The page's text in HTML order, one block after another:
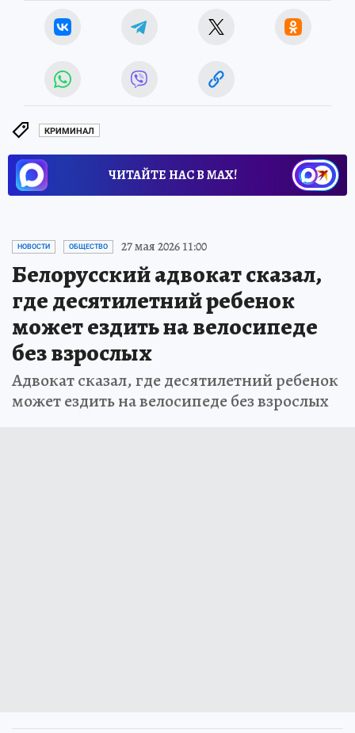
КРИМИНАЛ
ЧИТАЙТЕ НАС В МАХ!
НОВОСТИ ОБЩЕСТВО 27 мая 2026 11:00
Белорусский адвокат сказал,
где десятилетний ребенок
может ездить на велосипеде
без взрослых
Адвокат сказал, где десятилетний ребенок
может ездить на велосипеде без взрослых